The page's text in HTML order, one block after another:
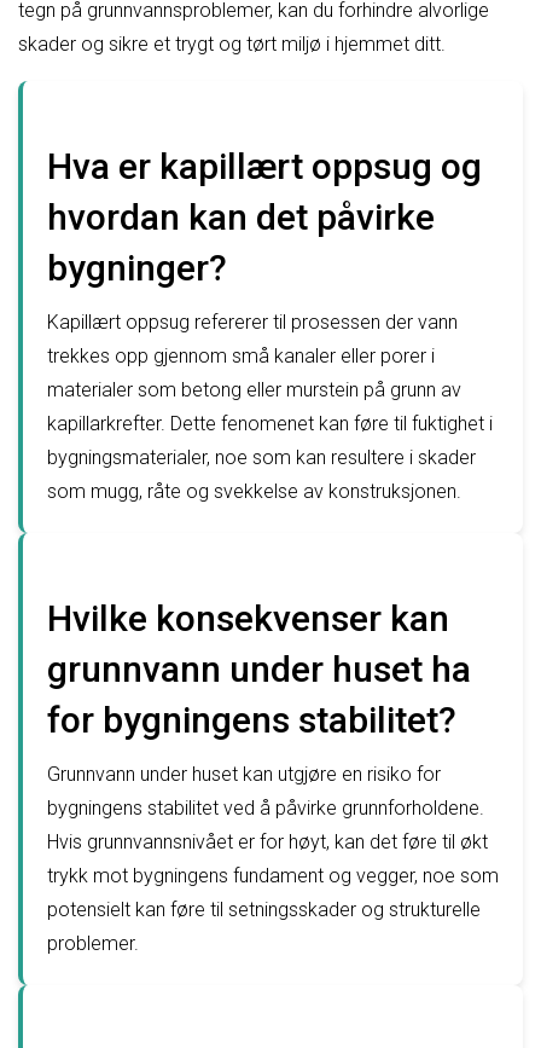
tegn på grunnvannsproblemer, kan du forhindre alvorlige
skader og sikre et trygt og tørt miljø i hjemmet ditt.
Hva er kapillært oppsug og
hvordan kan det påvirke
bygninger?
Kapillært oppsug refererer til prosessen der vann
trekkes opp gjennom små kanaler eller porer i
materialer som betong eller murstein på grunn av
kapillarkrefter. Dette fenomenet kan føre til fuktighet i
bygningsmaterialer, noe som kan resultere i skader
som mugg, råte og svekkelse av konstruksjonen.
Hvilke konsekvenser kan
grunnvann under huset ha
for bygningens stabilitet?
Grunnvann under huset kan utgjøre en risiko for
bygningens stabilitet ved å påvirke grunnforholdene.
Hvis grunnvannsnivået er for høyt, kan det føre til økt
trykk mot bygningens fundament og vegger, noe som
potensielt kan føre til setningsskader og strukturelle
problemer.